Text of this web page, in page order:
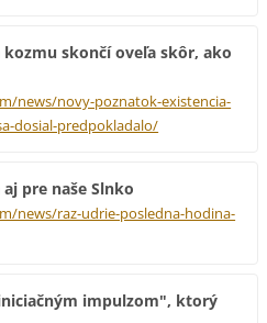
skončí oveľa skôr, ako
news/novy-poznatok-existencia-
dosial-predpokladalo/
pre naše Slnko
news/raz-udrie-posledna-hodina-
impulzom", ktorý